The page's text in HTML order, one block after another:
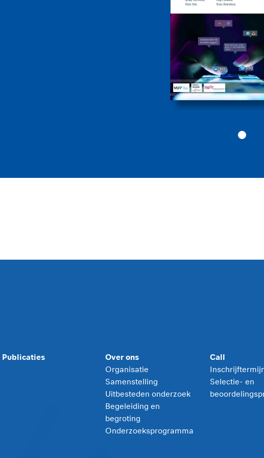
2026
Politiekunde
Politiekunde
Publicaties Over ons
Organisatie
Samenstelling
Uitbesteden onderzoek
Begeleiding en
begroting
Onderzoeksprogramma
Call
Selectie- en